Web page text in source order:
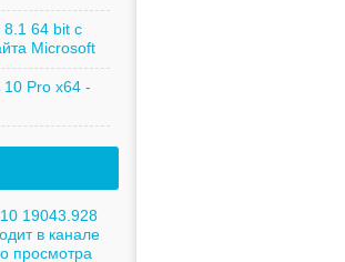
8.1 64 bit с
Microsoft
10 Pro x64 -
19043.928
в канале
просмотра